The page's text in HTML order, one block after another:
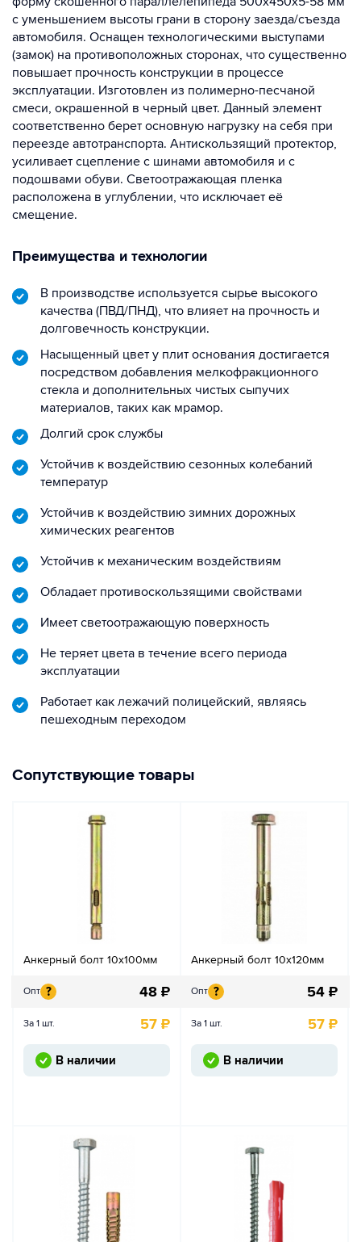
с уменьшением высоты грани в сторону заезда/съезда
автомобиля. Оснащен технологическими выступами
(замок) на противоположных сторонах, что существенно
повышает прочность конструкции в процессе
эксплуатации. Изготовлен из полимерно-песчаной
смеси, окрашенной в черный цвет. Данный элемент
соответственно берет основную нагрузку на себя при
переезде автотранспорта. Антискользящий протектор,
усиливает сцепление с шинами автомобиля и с
подошвами обуви. Светоотражающая пленка
расположена в углублении, что исключает её
смещение.
Преимущества и технологии
В производстве используется сырье высокого
качества (ПВД/ПНД), что влияет на прочность и
долговечность конструкции.
Насыщенный цвет у плит основания достигается
посредством добавления мелкофракционного
стекла и дополнительных чистых сыпучих
материалов, таких как мрамор.
Долгий срок службы
Устойчив к воздействию сезонных колебаний
температур
Устойчив к воздействию зимних дорожных
химических реагентов
Устойчив к механическим воздействиям
Обладает противоскользящими свойствами
Имеет светоотражающую поверхность
Не теряет цвета в течение всего периода
эксплуатации
Работает как лежачий полицейский, являясь
пешеходным переходом
Сопутствующие товары
Анкерный болт 10х100мм
Опт ? 48 ₽
За 1 шт. 57 ₽
В наличии
Анкерный болт 10х120мм
Опт ? 54 ₽
За 1 шт. 57 ₽
В наличии